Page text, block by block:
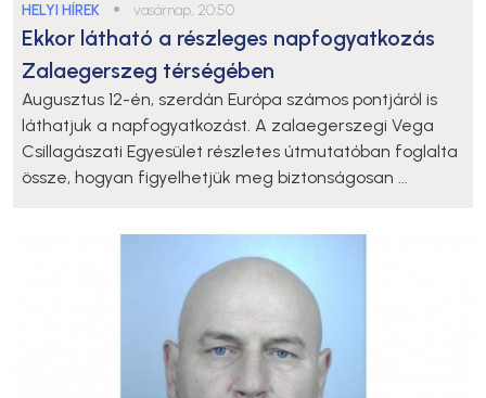
HELYI HÍREK ● vasárnap, 20:50
Ekkor látható a részleges napfogyatkozás
Zalaegerszeg térségében
Augusztus 12-én, szerdán Európa számos pontjáról is
láthatjuk a napfogyatkozást. A zalaegerszegi Vega
Csillagászati Egyesület részletes útmutatóban foglalta
össze, hogyan figyelhetjük meg biztonságosan ...